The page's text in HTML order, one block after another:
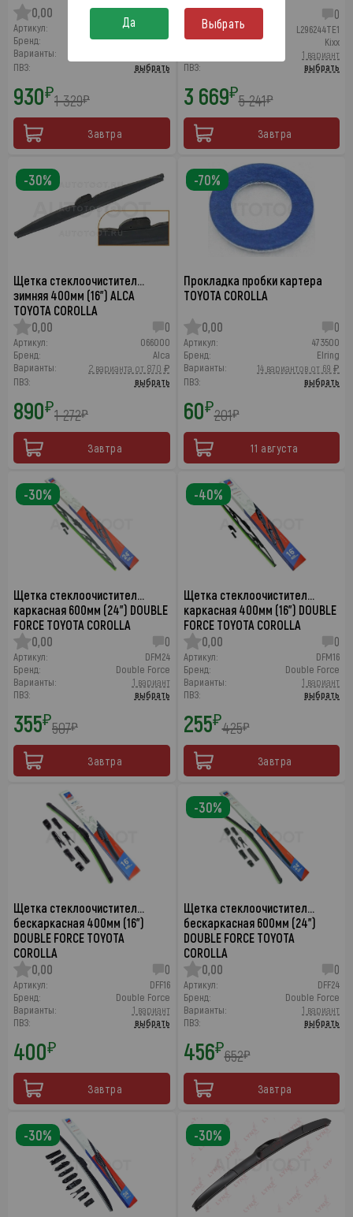
0,00 0
Артикул:
Бренд:
LYNXauto
Варианты:
ПВЗ:
выбрать
930₽1 329₽
Завтра
0
Артикул:
L296244TE1
Бренд:
Kixx
1 вариант
ПВЗ:
выбрать
3 669₽5 241₽
Завтра
Щетка стеклоочистител…
зимняя 400мм (16") ALCA
TOYOTA COROLLA
0,00
0
Артикул:
066000
Бренд:
Alca
Варианты:
2 варианта от 870 ₽
ПВЗ:
выбрать
890₽1 272₽
Завтра
-30%
Прокладка пробки картера
TOYOTA COROLLA
0,00 0
Артикул:
473500
Бренд:
Elring
Варианты:
14 вариантов от 69 ₽
ПВЗ:
выбрать
60₽201₽
11 августа
-70%
Щетка стеклоочистител…
каркасная 600мм (24") DOUBLE
FORCE TOYOTA COROLLA
0,00
0
Артикул:
DFM24
Бренд:
Double Force
Варианты:
1 вариант
ПВЗ:
выбрать
355₽507₽
Завтра
-30%
Щетка стеклоочистител…
каркасная 400мм (16") DOUBLE
FORCE TOYOTA COROLLA
0,00
0
Артикул:
DFM16
Бренд:
Double Force
Варианты:
1 вариант
ПВЗ:
выбрать
255₽425₽
Завтра
-40%
Щетка стеклоочистител…
бескаркасная 400мм (16")
DOUBLE FORCE TOYOTA
COROLLA
0,00
0
Артикул:
DFF16
Бренд:
Double Force
Варианты:
1 вариант
ПВЗ:
выбрать
400₽
Завтра
Щетка стеклоочистител…
бескаркасная 600мм (24")
DOUBLE FORCE TOYOTA
COROLLA
0,00
0
Артикул:
DFF24
Бренд:
Double Force
Варианты:
1 вариант
ПВЗ:
выбрать
456₽652₽
Завтра
-30%
-30% -30%
Да Выбрать